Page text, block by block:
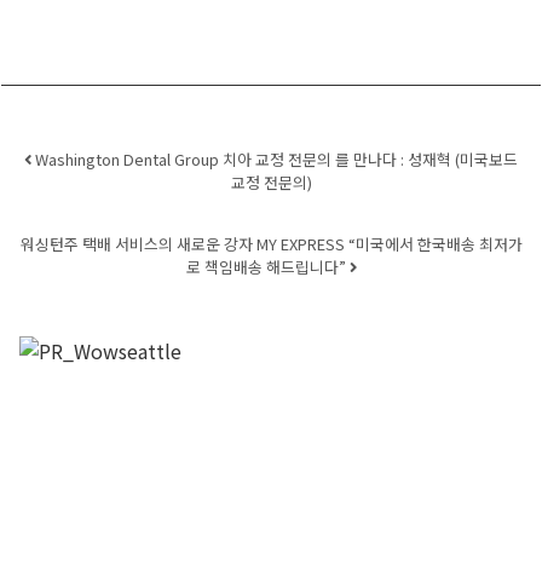
Post navigation
Washington Dental Group 치아 교정 전문의 를 만나다 : 성재혁 (미국보드
교정 전문의)
워싱턴주 택배 서비스의 새로운 강자 MY EXPRESS “미국에서 한국배송 최저가
로 책임배송 해드립니다”